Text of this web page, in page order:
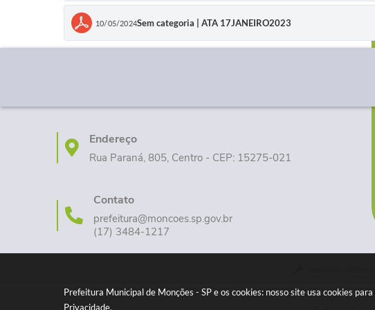
Prefeitura Municipal de Monções - SP e os cookies: nosso site usa cookies
Privacidade.
10/05/2024Sem categoria | ATA 17JANEIRO2023
Endereço
Rua Paraná, 805, Centro - CEP: 15275-021
Contato
prefeitura@moncoes.sp.gov.br
(17) 3484-1217